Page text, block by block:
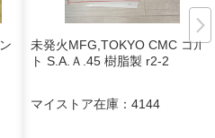
未発火MFG,TOKYO CMC コル
ト S.A.Ａ.45 樹脂製 r2-2
マイストア在庫： 4144